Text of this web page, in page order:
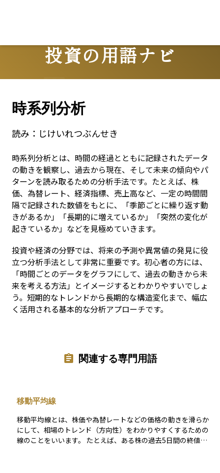
投資の用語ナビ
Terms
時系列分析
読み： じけいれつぶんせき
時系列分析とは、時間の経過とともに記録されたデータ
の動きを観察し、過去から現在、そして未来の傾向やパ
ターンを読み取るための分析手法です。たとえば、株
価、為替レート、経済指標、売上高など、一定の時間間
隔で記録された数値をもとに、「季節ごとに繰り返す動
きがあるか」「長期的に増えているか」「突然の変化が
起きているか」などを見極めていきます。
投資や経済の分野では、将来の予測や異常値の発見に役
立つ分析手法として非常に重要です。初心者の方には、
「時間ごとのデータをグラフにして、過去の動きから未
来を考える方法」とイメージするとわかりやすいでしょ
う。短期的なトレンドから長期的な構造変化まで、幅広
く活用される基本的な分析アプローチです。
関連する専門用語
移動平均線
移動平均線とは、株価や為替レートなどの価格の動きを滑らか
にして、相場のトレンド（方向性）をわかりやすくするための
線のことをいいます。 たとえば、ある株の過去5日間の終値を